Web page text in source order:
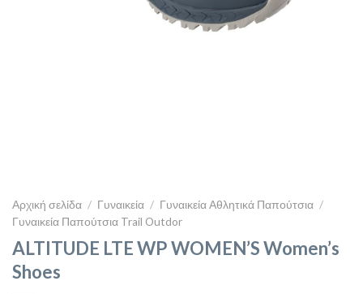
Αρχική σελίδα / Γυναικεία / Γυναικεία Αθλητικά Παπούτσια /
Γυναικεία Παπούτσια Trail Outdor
ALTITUDE LTE WP WOMEN’S Women’s
Shoes